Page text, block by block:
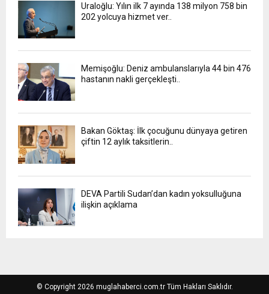
Uraloğlu: Yılın ilk 7 ayında 138 milyon 758 bin
202 yolcuya hizmet ver..
Memişoğlu: Deniz ambulanslarıyla 44 bin 476
hastanın nakli gerçekleşti..
Bakan Göktaş: İlk çocuğunu dünyaya getiren
çiftin 12 aylık taksitlerin..
DEVA Partili Sudan’dan kadın yoksulluğuna
ilişkin açıklama
© Copyright 2026 muglahaberci.com.tr Tüm Hakları Saklıdır.